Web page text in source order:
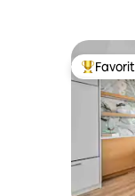
De los